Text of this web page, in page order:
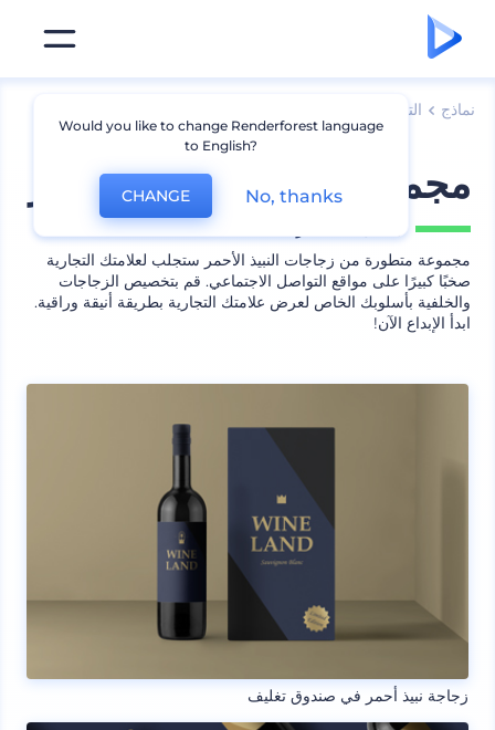
نماذج التعبئة
مجموعة نماذج النبيذ الأحمر
مجموعة متطورة من زجاجات النبيذ الأحمر ستجلب لعلامتك التجارية
صخبًا كبيرًا على مواقع التواصل الاجتماعي. قم بتخصيص الزجاجات
والخلفية بأسلوبك الخاص لعرض علامتك التجارية بطريقة أنيقة وراقية.
ابدأ الإبداع الآن!
زجاجة نبيذ أحمر في صندوق تغليف
Would you like to change Renderforest language
to English?
CHANGE No, thanks